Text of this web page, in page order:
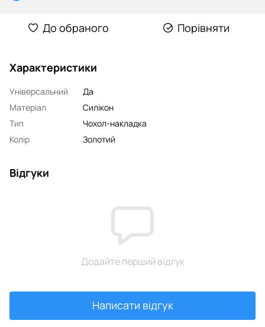
До обраного Порівняти
Характеристики
Універсальний
Да
Матеріал
Силікон
Тип
Чохол-накладка
Колір
Золотий
Відгуки
Додайте перший відгук
Написати відгук